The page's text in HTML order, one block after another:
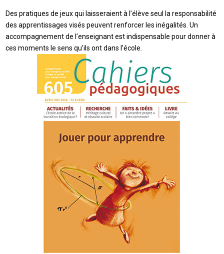
Des pratiques de jeux qui laisseraient à l’élève seul la responsabilité
des apprentissages visés peuvent renforcer les inégalités. Un
accompagnement de l’enseignant est indispensable pour donner à
ces moments le sens qu’ils ont dans l’école.